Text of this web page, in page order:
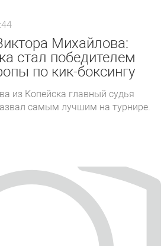
Михайлова:
стал победителем
по кик-боксингу
из Копейска главный судья
самым лучшим на турнире.